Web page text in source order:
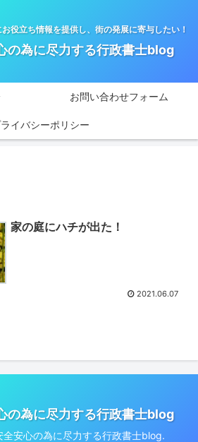
役立ち情報を提供し、街の発展に寄与したい！
の為に尽力する行政書士blog
お問い合わせフォーム
イバシーポリシー
家の庭にハチが出た！
2021.06.07
の為に尽力する行政書士blog
安心の為に尽力する行政書士blog.